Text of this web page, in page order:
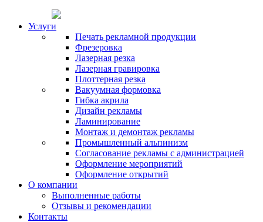
Услуги
Печать рекламной продукции
Фрезеровка
Лазерная резка
Лазерная гравировка
Плоттерная резка
Вакуумная формовка
Гибка акрила
Дизайн рекламы
Ламинирование
Монтаж и демонтаж рекламы
Промышленный альпинизм
Согласование рекламы с администрацией
Оформление мероприятий
Оформление открытий
О компании
Выполненные работы
Отзывы и рекомендации
Контакты